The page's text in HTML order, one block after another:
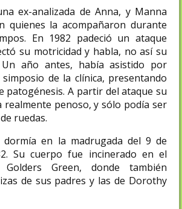
ex-analizada de Anna, y Manna
quienes la acompañaron durante
En 1982 padeció un ataque
su motricidad y habla, no así su
Un año antes, había asistido por
de la clínica, presentando
patogénesis. A partir del ataque su
realmente penoso, y sólo podía ser
ruedas.
en la madrugada del 9 de
Su cuerpo fue incinerado en el
Green,​ donde también
de sus padres y las de Dorothy